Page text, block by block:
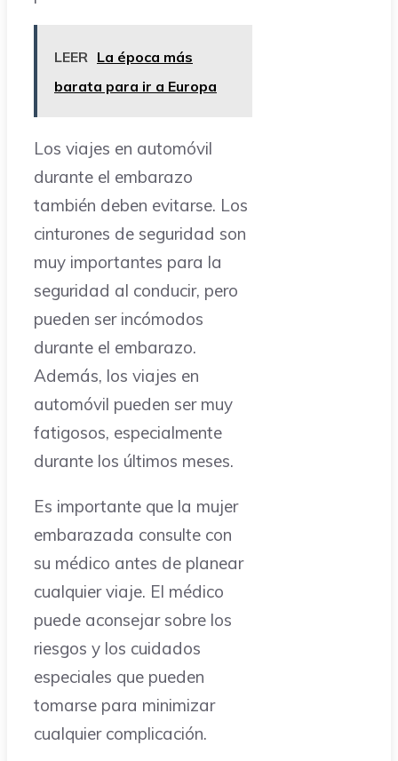
LEER La época más
barata para ir a Europa
Los viajes en automóvil
durante el embarazo
también deben evitarse. Los
cinturones de seguridad son
muy importantes para la
seguridad al conducir, pero
pueden ser incómodos
durante el embarazo.
Además, los viajes en
automóvil pueden ser muy
fatigosos, especialmente
durante los últimos meses.
Es importante que la mujer
embarazada consulte con
su médico antes de planear
cualquier viaje. El médico
puede aconsejar sobre los
riesgos y los cuidados
especiales que pueden
tomarse para minimizar
cualquier complicación.